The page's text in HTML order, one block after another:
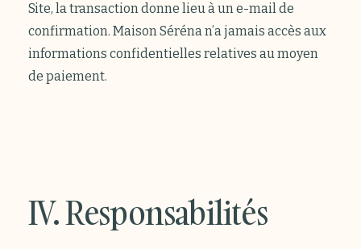
Site, la transaction donne lieu à un e-mail de
confirmation. Maison Séréna n’a jamais accès aux
informations confidentielles relatives au moyen
de paiement.
IV. Responsabilités